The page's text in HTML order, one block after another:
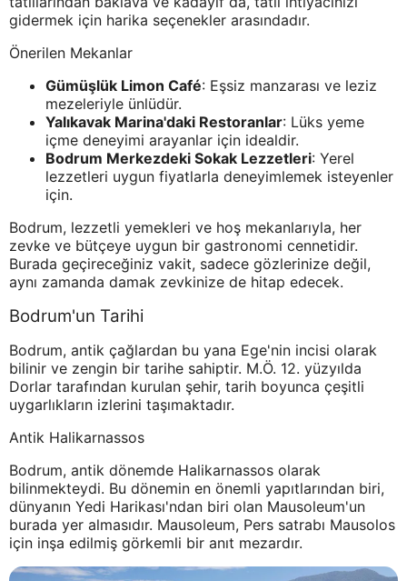
gidermek için harika seçenekler arasındadır.
Önerilen Mekanlar
Gümüşlük Limon Café: Eşsiz manzarası ve leziz
mezeleriyle ünlüdür.
Yalıkavak Marina'daki Restoranlar: Lüks yeme
içme deneyimi arayanlar için idealdir.
Bodrum Merkezdeki Sokak Lezzetleri: Yerel
lezzetleri uygun fiyatlarla deneyimlemek isteyenler
için.
Bodrum, lezzetli yemekleri ve hoş mekanlarıyla, her
zevke ve bütçeye uygun bir gastronomi cennetidir.
Burada geçireceğiniz vakit, sadece gözlerinize değil,
aynı zamanda damak zevkinize de hitap edecek.
Bodrum'un Tarihi
Bodrum, antik çağlardan bu yana Ege'nin incisi olarak
bilinir ve zengin bir tarihe sahiptir. M.Ö. 12. yüzyılda
Dorlar tarafından kurulan şehir, tarih boyunca çeşitli
uygarlıkların izlerini taşımaktadır.
Antik Halikarnassos
Bodrum, antik dönemde Halikarnassos olarak
bilinmekteydi. Bu dönemin en önemli yapıtlarından biri,
dünyanın Yedi Harikası'ndan biri olan Mausoleum'un
burada yer almasıdır. Mausoleum, Pers satrabı Mausolos
için inşa edilmiş görkemli bir anıt mezardır.